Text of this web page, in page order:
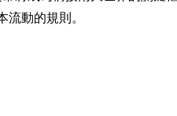
動的規則。